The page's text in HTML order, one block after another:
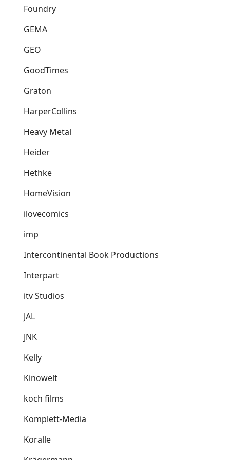
Foundry
GEMA
GEO
GoodTimes
Graton
HarperCollins
Heavy Metal
Heider
Hethke
HomeVision
ilovecomics
imp
Intercontinental Book Productions
Interpart
itv Studios
JAL
JNK
Kelly
Kinowelt
koch films
Komplett-Media
Koralle